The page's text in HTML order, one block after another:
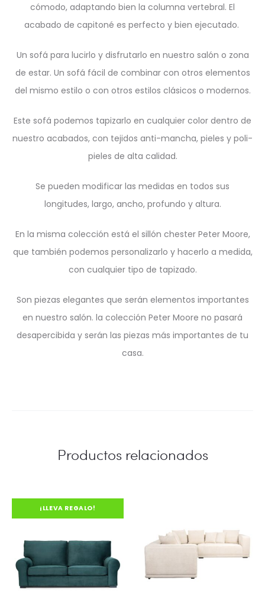
cómodo, adaptando bien la columna vertebral. El
acabado de capitoné es perfecto y bien ejecutado.
Un sofá para lucirlo y disfrutarlo en nuestro salón o zona
de estar. Un sofá fácil de combinar con otros elementos
del mismo estilo o con otros estilos clásicos o modernos.
Este sofá podemos tapizarlo en cualquier color dentro de
nuestro acabados, con tejidos anti-mancha, pieles y poli-
pieles de alta calidad.
Se pueden modificar las medidas en todos sus
longitudes, largo, ancho, profundo y altura.
En la misma colección está el sillón chester Peter Moore,
que también podemos personalizarlo y hacerlo a medida,
con cualquier tipo de tapizado.
Son piezas elegantes que serán elementos importantes
en nuestro salón. la colección Peter Moore no pasará
desapercibida y serán las piezas más importantes de tu
casa.
Productos relacionados
¡LLEVA REGALO!